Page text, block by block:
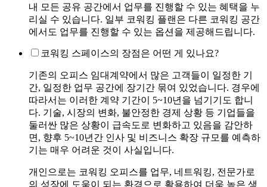
내 모든 공유 공간에서 업무를 진행할 수 있는 혜택을 누
리실 수 있습니다. 일부 코워킹 플랜은 다른 코워킹 공간
에서도 업무를 진행할 수 있는 옵션을 제공해드립니다.
코워킹 스페이스의 장점은 어떤 게 있나요?
기존의 오피스 임대계약에서 많은 고객들이 일정한 기
간, 일정한 업무 공간에 장기간 묶여 있었습니다. 경우에
따라서는 이러한 계약 기간이 5~10년을 넘기기도 합니
다. 기술, 시장의 변화, 불안정한 경제 상황 등 기업들을
둘러싼 많은 상황이 급속도로 변화하고 있음을 감안하
면, 향후 5~10년간 인사 및 비즈니스 확장 규모를 예측하
기는 매우 어려운 것이 사실입니다.
개인으로는 코워킹 오피스를 업무, 네트워킹, 전문가로
의 성장에 도움이 되는 환경으로 활용하여 더욱 높은 생